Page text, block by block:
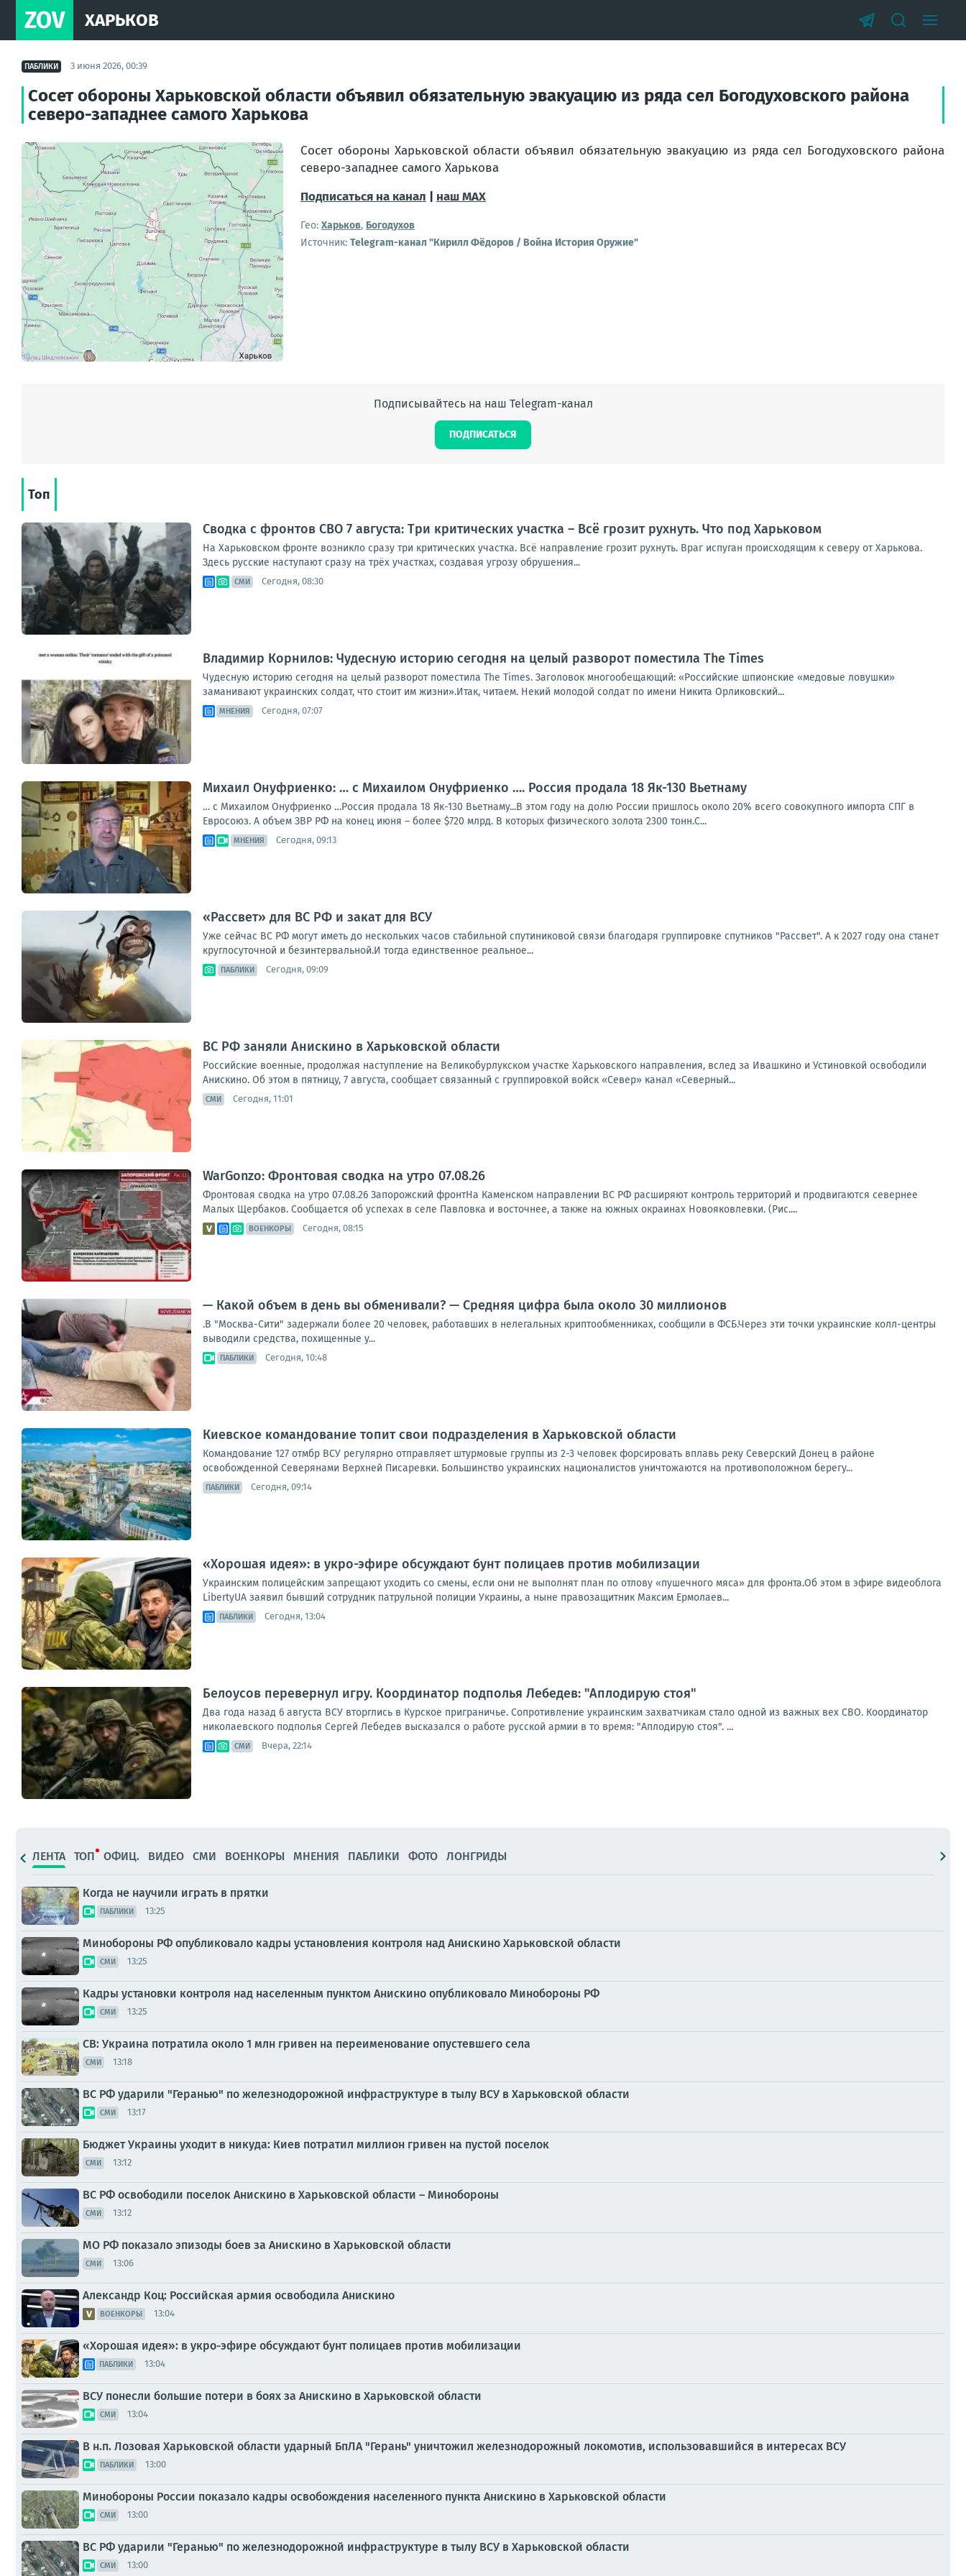
ZOV ХАРЬКОВ
ПАБЛИКИ 3 июня 2026, 00:39
Сосет обороны Харьковской области объявил обязательную эвакуацию из ряда сел Богодуховского района
северо-западнее самого Харькова
Сосет обороны Харьковской области объявил обязательную эвакуацию из ряда сел Богодуховского района
северо-западнее самого Харькова
Подписаться на канал
наш МАХ
Гео: Харьков, Богодухов
Источник: Telegram-канал "Кирилл Фёдоров / Война История Оружие"
Подписывайтесь на наш Telegram-канал
ПОДПИСАТЬСЯ
Топ
Сводка с фронтов СВО 7 августа: Три критических участка – Всё грозит рухнуть. Что под Харьковом
На Харьковском фронте возникло сразу три критических участка. Всё направление грозит рухнуть. Враг испуган происходящим к северу от Харькова.
Здесь русские наступают сразу на трёх участках, создавая угрозу обрушения...
СМИ Сегодня, 08:30
Владимир Корнилов: Чудесную историю сегодня на целый разворот поместила The Times
Чудесную историю сегодня на целый разворот поместила The Times. Заголовок многообещающий: «Российские шпионские «медовые ловушки»
заманивают украинских солдат, что стоит им жизни».Итак, читаем. Некий молодой солдат по имени Никита Орликовский...
МНЕНИЯ Сегодня, 07:07
Михаил Онуфриенко: … с Михаилом Онуфриенко …. Россия продала 18 Як-130 Вьетнаму
… с Михаилом Онуфриенко …Россия продала 18 Як-130 Вьетнаму...В этом году на долю России пришлось около 20% всего совокупного импорта СПГ в
Евросоюз. А объем ЗВР РФ на конец июня – более $720 млрд. В которых физического золота 2300 тонн.С...
МНЕНИЯ Сегодня, 09:13
«Рассвет» для ВС РФ и закат для ВСУ
Уже сейчас ВС РФ могут иметь до нескольких часов стабильной спутиниковой связи благодаря группировке спутников "Рассвет". А к 2027 году она станет
круглосуточной и безинтервальной.И тогда единственное реальное...
ПАБЛИКИ Сегодня, 09:09
ВС РФ заняли Анискино в Харьковской области
Российские военные, продолжая наступление на Великобурлукском участке Харьковского направления, вслед за Ивашкино и Устиновкой освободили
Анискино. Об этом в пятницу, 7 августа, сообщает связанный с группировкой войск «Север» канал «Северный...
СМИ Сегодня, 11:01
WarGonzo: Фронтовая сводка на утро 07.08.26
Фронтовая сводка на утро 07.08.26 Запорожский фронтНа Каменском направлении ВС РФ расширяют контроль территорий и продвигаются севернее
Малых Щербаков. Сообщается об успехах в селе Павловка и восточнее, а также на южных окраинах Новояковлевки. (Рис....
ВОЕНКОРЫ Сегодня, 08:15
— Какой объем в день вы обменивали? — Средняя цифра была около 30 миллионов
.В "Москва-Сити" задержали более 20 человек, работавших в нелегальных криптообменниках, сообщили в ФСБ.Через эти точки украинские колл-центры
выводили средства, похищенные у...
ПАБЛИКИ Сегодня, 10:48
Киевское командование топит свои подразделения в Харьковской области
Командование 127 отмбр ВСУ регулярно отправляет штурмовые группы из 2-3 человек форсировать вплавь реку Северский Донец в районе
освобожденной Северянами Верхней Писаревки. Большинство украинских националистов уничтожаются на противоположном берегу...
ПАБЛИКИ Сегодня, 09:14
«Хорошая идея»: в укро-эфире обсуждают бунт полицаев против мобилизации
Украинским полицейским запрещают уходить со смены, если они не выполнят план по отлову «пушечного мяса» для фронта.Об этом в эфире видеоблога
LibertyUA заявил бывший сотрудник патрульной полиции Украины, а ныне правозащитник Максим Ермолаев...
ПАБЛИКИ Сегодня, 13:04
Белоусов перевернул игру. Координатор подполья Лебедев: "Аплодирую стоя"
Два года назад 6 августа ВСУ вторглись в Курское приграничье. Сопротивление украинским захватчикам стало одной из важных вех СВО. Координатор
николаевского подполья Сергей Лебедев высказался о работе русской армии в то время: "Аплодирую стоя". ...
СМИ Вчера, 22:14
ЛЕНТА ТОП ОФИЦ. ВИДЕО СМИ ВОЕНКОРЫ МНЕНИЯ ПАБЛИКИ ФОТО ЛОНГРИДЫ
Когда не научили играть в прятки
ПАБЛИКИ 13:25
Минобороны РФ опубликовало кадры установления контроля над Анискино Харьковской области
СМИ 13:25
Кадры установки контроля над населенным пунктом Анискино опубликовало Минобороны РФ
СМИ 13:25
СВ: Украина потратила около 1 млн гривен на переименование опустевшего села
СМИ 13:18
ВС РФ ударили "Геранью" по железнодорожной инфраструктуре в тылу ВСУ в Харьковской области
СМИ 13:17
Бюджет Украины уходит в никуда: Киев потратил миллион гривен на пустой поселок
СМИ 13:12
ВС РФ освободили поселок Анискино в Харьковской области – Минобороны
СМИ 13:12
МО РФ показало эпизоды боев за Анискино в Харьковской области
СМИ 13:06
Александр Коц: Российская армия освободила Анискино
ВОЕНКОРЫ 13:04
«Хорошая идея»: в укро-эфире обсуждают бунт полицаев против мобилизации
ПАБЛИКИ 13:04
ВСУ понесли большие потери в боях за Анискино в Харьковской области
СМИ 13:04
В н.п. Лозовая Харьковской области ударный БпЛА "Герань" уничтожил железнодорожный локомотив, использовавшийся в интересах ВСУ
ПАБЛИКИ 13:00
Минобороны России показало кадры освобождения населенного пункта Анискино в Харьковской области
СМИ 13:00
ВС РФ ударили "Геранью" по железнодорожной инфраструктуре в тылу ВСУ в Харьковской области
СМИ 13:00